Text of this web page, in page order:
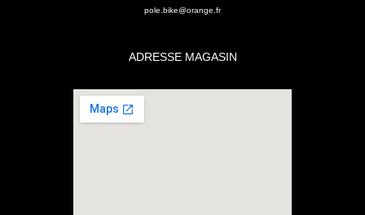
pole.bike@orange.fr
ADRESSE MAGASIN